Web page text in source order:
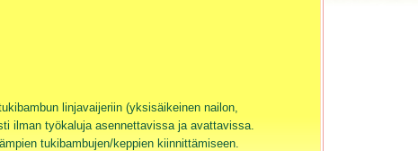
linjavaijeriin (yksisäikeinen nailon,
ilman työkaluja asennettavissa ja avattavissa.
tukibambujen/keppien kiinnittämiseen.